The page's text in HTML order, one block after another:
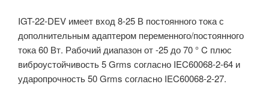
IGT-22-DEV имеет вход 8-25 В постоянного тока с
дополнительным адаптером переменного/постоянного
тока 60 Вт. Рабочий диапазон от -25 до 70 ° C плюс
виброустойчивость 5 Grms согласно IEC60068-2-64 и
ударопрочность 50 Grms согласно IEC60068-2-27.